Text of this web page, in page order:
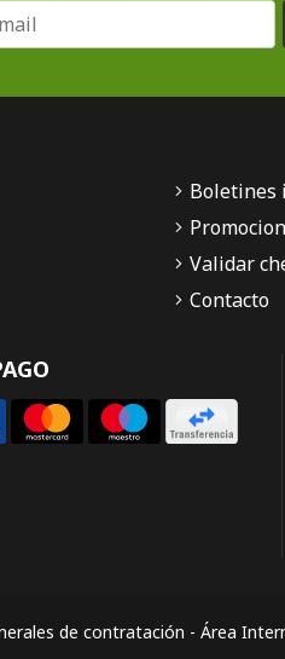
Boletines
Validar
Contacto
de contratación - Área